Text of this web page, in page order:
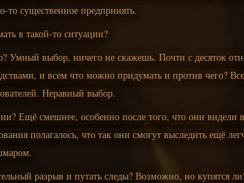
то существенное предпринять.
в такой-то ситуации?
Умный выбор, ничего не скажешь. Почти с десяток
и всем что можно придумать и против чего?
Неравный выбор.
Ещё смешнее, особенно после того, что они видели
полагалось, что так они смогут выследить ещё
разрыв и путать следы? Возможно, но купятся